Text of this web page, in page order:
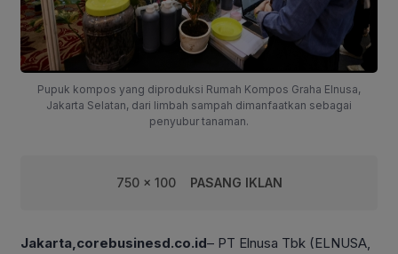
Pupuk kompos yang diproduksi Rumah Kompos Graha Elnusa,
Jakarta Selatan, dari limbah sampah dimanfaatkan sebagai
penyubur tanaman.
750 x 100 PASANG IKLAN
Jakarta,corebusinesd.co.id– PT Elnusa Tbk (ELNUSA,